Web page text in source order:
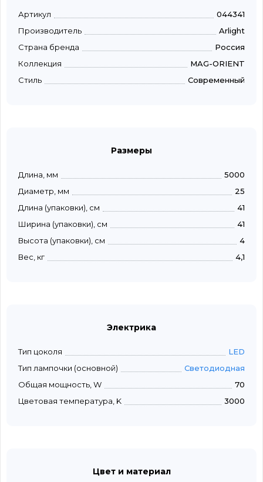
Артикул
044341
Производитель
Arlight
Страна бренда
Россия
Коллекция
MAG-ORIENT
Стиль
Современный
Размеры
Длина, мм
5000
Диаметр, мм
25
Длина (упаковки), см
41
Ширина (упаковки), см
41
Высота (упаковки), см
4
Вес, кг
4,1
Электрика
Тип цоколя
LED
Тип лампочки (основной)
Светодиодная
Общая мощность, W
70
Цветовая температура, K
3000
Цвет и материал